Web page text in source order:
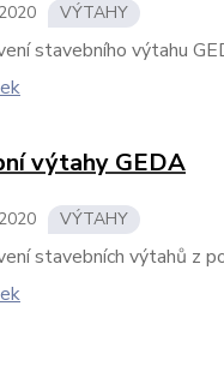
2020 VÝTAHY
stavebního výtahu
výtahy GEDA
2020 VÝTAHY
stavebních výtahů z